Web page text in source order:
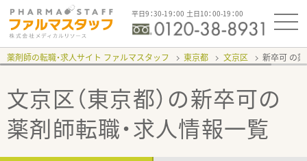
平日9：30-19：00 土日10：00-19：00
薬剤師の転職・求人サイト ファルマスタッフ 東京都 文京区 新卒可
文京区（東京都）の新卒可の
薬剤師転職・求人情報一覧